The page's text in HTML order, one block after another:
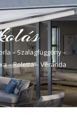
– Szalagfüggöny –
– Roletta – Veranda